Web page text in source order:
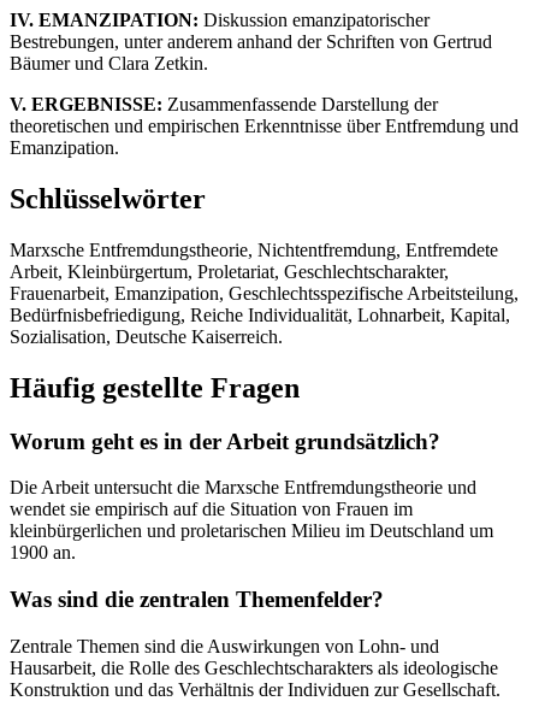
IV. EMANZIPATION: Diskussion emanzipatorischer
Bestrebungen, unter anderem anhand der Schriften von Gertrud
Bäumer und Clara Zetkin.
V. ERGEBNISSE: Zusammenfassende Darstellung der
theoretischen und empirischen Erkenntnisse über Entfremdung und
Emanzipation.
Schlüsselwörter
Marxsche Entfremdungstheorie, Nichtentfremdung, Entfremdete
Arbeit, Kleinbürgertum, Proletariat, Geschlechtscharakter,
Frauenarbeit, Emanzipation, Geschlechtsspezifische Arbeitsteilung,
Bedürfnisbefriedigung, Reiche Individualität, Lohnarbeit, Kapital,
Sozialisation, Deutsche Kaiserreich.
Häufig gestellte Fragen
Worum geht es in der Arbeit grundsätzlich?
Die Arbeit untersucht die Marxsche Entfremdungstheorie und
wendet sie empirisch auf die Situation von Frauen im
kleinbürgerlichen und proletarischen Milieu im Deutschland um
1900 an.
Was sind die zentralen Themenfelder?
Zentrale Themen sind die Auswirkungen von Lohn- und
Hausarbeit, die Rolle des Geschlechtscharakters als ideologische
Konstruktion und das Verhältnis der Individuen zur Gesellschaft.